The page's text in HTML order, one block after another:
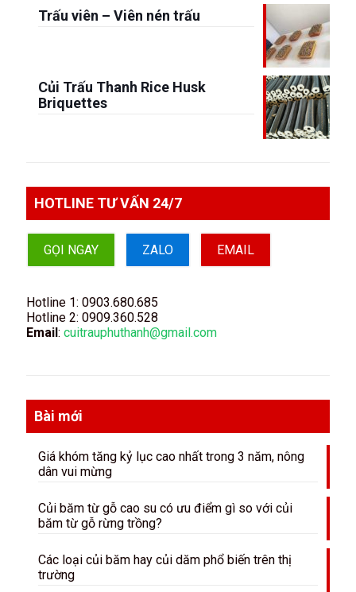
Trấu viên – Viên nén trấu
Củi Trấu Thanh Rice Husk
Briquettes
HOTLINE TƯ VẤN 24/7
GỌI NGAY ZALO EMAIL
Hotline 1: 0903.680.685
Hotline 2: 0909.360.528
Email: cuitrauphuthanh@gmail.com
Bài mới
Giá khóm tăng kỷ lục cao nhất trong 3 năm, nông
dân vui mừng
Củi băm từ gỗ cao su có ưu điểm gì so với củi
băm từ gỗ rừng trồng?
Các loại củi băm hay củi dăm phổ biến trên thị
trường